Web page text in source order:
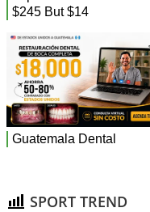
SPORT TREND